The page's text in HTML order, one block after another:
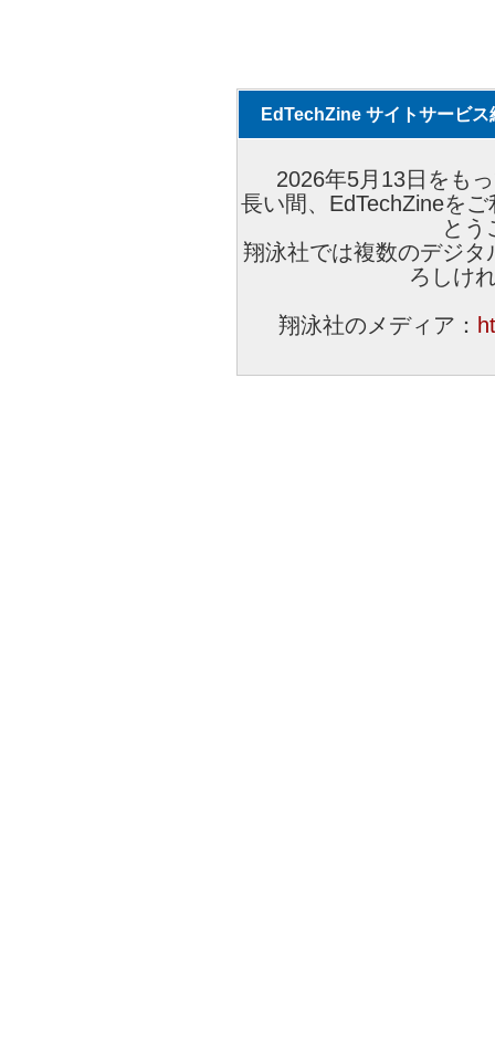
EdTechZine サイトサービス
2026年5月13日をも
長い間、EdTechZineを
とう
翔泳社では複数のデジ
ろしけ
翔泳社のメディア：